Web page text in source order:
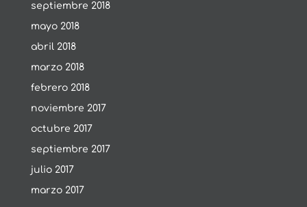
septiembre 2018
mayo 2018
abril 2018
marzo 2018
febrero 2018
noviembre 2017
octubre 2017
septiembre 2017
julio 2017
marzo 2017